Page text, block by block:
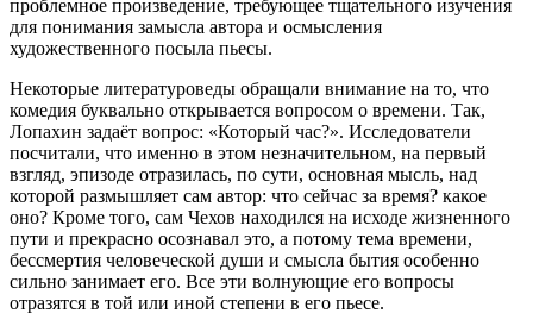
проблемное произведение, требующее тщательного изучения
для понимания замысла автора и осмысления
художественного посыла пьесы.
Некоторые литературоведы обращали внимание на то, что
комедия буквально открывается вопросом о времени. Так,
Лопахин задаёт вопрос: «Который час?». Исследователи
посчитали, что именно в этом незначительном, на первый
взгляд, эпизоде отразилась, по сути, основная мысль, над
которой размышляет сам автор: что сейчас за время? какое
оно? Кроме того, сам Чехов находился на исходе жизненного
пути и прекрасно осознавал это, а потому тема времени,
бессмертия человеческой души и смысла бытия особенно
сильно занимает его. Все эти волнующие его вопросы
отразятся в той или иной степени в его пьесе.